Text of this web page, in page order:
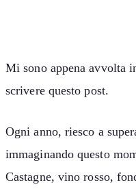
Mi sono appena avvolta
scrivere questo post.
Ogni anno, riesco a
immaginando questo
Castagne, vino rosso,